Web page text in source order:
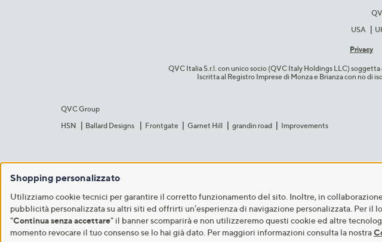
USA
Privacy
QVC Italia S.r.l. con unico socio (QVC Italy Holdings LLC)
Iscritta al Registro Imprese di Monza e Brianza con no
QVC Group
HSN
Ballard Designs Frontgate Garnet Hill grandin road Improvements
Shopping personalizzato
Utilizziamo cookie tecnici per garantire il corretto funzionamento del sito. Inoltre, in
pubblicità personalizzata su altri siti ed offrirti un’esperienza di navigazione personalizzata. Per il
"Continua senza accettare" il banner scomparirà e non utilizzeremo questi cookie ed altre
momento revocare il tuo consenso se lo hai già dato. Per maggiori informazioni consulta la nostra